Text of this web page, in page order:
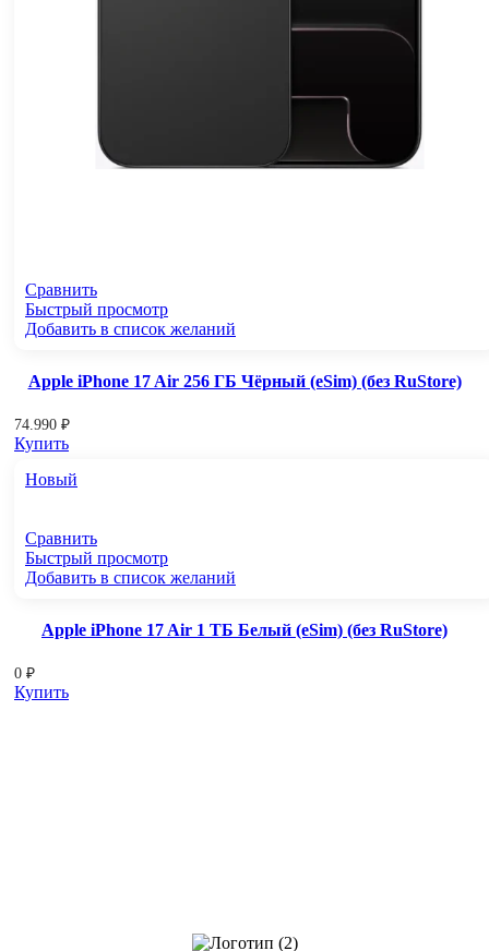
Сравнить
Быстрый просмотр
Добавить в список желаний
Apple iPhone 17 Air 256 ГБ Чёрный (eSim) (без RuStore)
74.990 ₽
Купить
Новый
Сравнить
Быстрый просмотр
Добавить в список желаний
Apple iPhone 17 Air 1 ТБ Белый (eSim) (без RuStore)
0 ₽
Купить